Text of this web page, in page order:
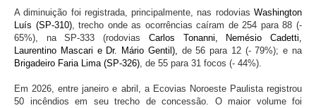
A diminuição foi registrada, principalmente, nas rodovias Washington
Luís (SP-310), trecho onde as ocorrências caíram de 254 para 88 (-
65%), na SP-333 (rodovias Carlos Tonanni, Nemésio Cadetti,
Laurentino Mascari e Dr. Mário Gentil), de 56 para 12 (- 79%); e na
Brigadeiro Faria Lima (SP-326) , de 55 para 31 focos (- 44%).
Em 2026, entre janeiro e abril, a Ecovias Noroeste Paulista registrou
50 incêndios em seu trecho de concessão. O maior volume foi